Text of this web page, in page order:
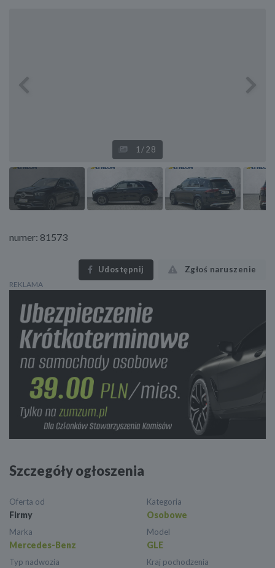
Next
1 /28
numer: 81573
Udostępnij Zgłoś naruszenie
REKLAMA
Szczegóły ogłoszenia
Oferta od
Firmy
Kategoria
Osobowe
Marka
Mercedes-Benz
Model
GLE
Typ nadwozia Kraj pochodzenia